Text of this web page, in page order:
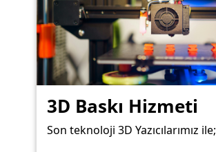
3D Baskı Hizmeti
Son teknoloji 3D Yazıcılarımız ile;